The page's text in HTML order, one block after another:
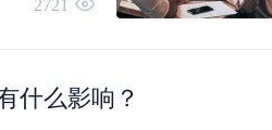
2721
什么影响？